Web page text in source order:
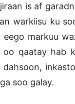
is af
warkiisu ku
markuu
qaatay hab
soo galay.